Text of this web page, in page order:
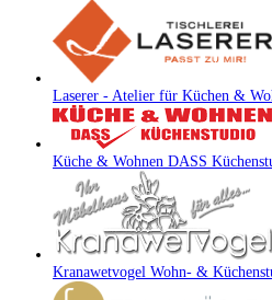
Laserer - Atelier für Küchen &
Küche & Wohnen DASS
Kranawetvogel Wohn- &